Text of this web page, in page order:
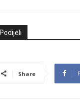
Podijeli
Share